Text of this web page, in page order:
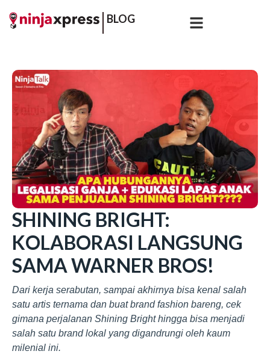
BLOG
SHINING BRIGHT:
KOLABORASI LANGSUNG
SAMA WARNER BROS!
Dari kerja serabutan, sampai akhirnya bisa kenal salah
satu artis ternama dan buat brand fashion bareng, cek
gimana perjalanan Shining Bright hingga bisa menjadi
salah satu brand lokal yang digandrungi oleh kaum
milenial ini.